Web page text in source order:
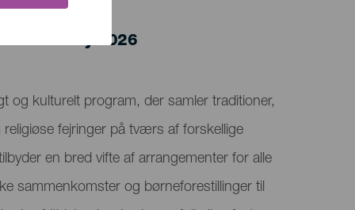
5 January 2026
og kulturelt program, der samler traditioner,
religiøse fejringer på tværs af forskellige
en bred vifte af arrangementer for alle
sammenkomster og børneforestillinger til